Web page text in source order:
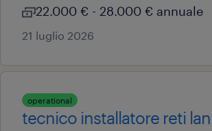
22.000 € - 28.000 € annuale
21 luglio 2026
operational
tecnico installatore reti lan